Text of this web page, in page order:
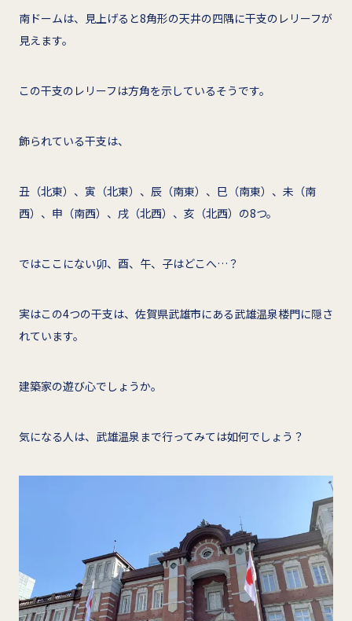
南ドームは、見上げると8角形の天井の四隅に干支のレリーフが
見えます。
この干支のレリーフは方角を示しているそうです。
飾られている干支は、
丑（北東）、寅（北東）、辰（南東）、巳（南東）、未（南
西）、申（南西）、戌（北西）、亥（北西）の8つ。
ではここにない卯、酉、午、子はどこへ…？
実はこの4つの干支は、佐賀県武雄市にある武雄温泉楼門に隠さ
れています。
建築家の遊び心でしょうか。
気になる人は、武雄温泉まで行ってみては如何でしょう？